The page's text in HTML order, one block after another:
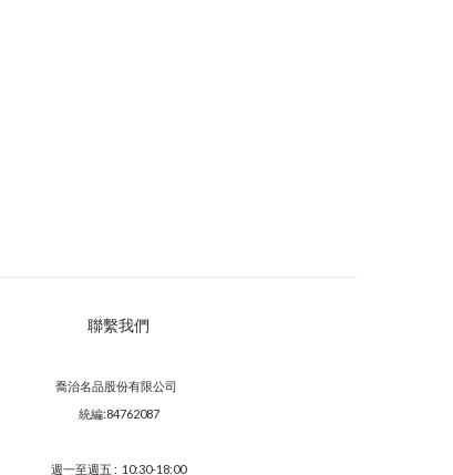
聯繫我們
喬治名品股份有限公司
統編:84762087
週一至週五 : 10:30-18:00